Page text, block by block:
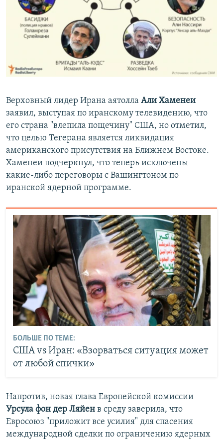
Верховный лидер Ирана аятолла Али Хаменеи
заявил, выступая по иранскому телевидению, что
его страна "влепила пощечину" США, но отметил,
что целью Тегерана является ликвидация
американского присутствия на Ближнем Востоке.
Хаменеи подчеркнул, что теперь исключены
какие-либо переговоры с Вашингтоном по
иранской ядерной программе.
БОЛЬШЕ ПО ТЕМЕ:
США vs Иран: «Взорваться ситуация может
от любой спички»
Напротив, новая глава Европейской комиссии
Урсула фон дер Ляйен в среду заверила, что
Евросоюз "приложит все усилия" для спасения
международной сделки по ограничению ядерных